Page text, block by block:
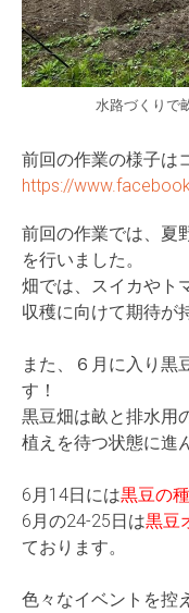
水路づくりで
前回の作業の様子は
https://
前回の作業では、夏
を行いました。
畑では、スイカやト
収穫に向けて期待が
また、６月に入り黒
す！
黒豆畑は畝と排水用
植えを待つ状態に進
6月14日には黒豆の
6月の24-25日は黒豆
ております。
色々なイベントを控